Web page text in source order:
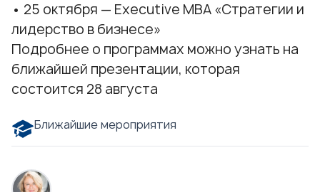
• 25 октября — Executive MBA «Стратегии и
лидерство в бизнесе»
Подробнее о программах можно узнать на
ближайшей презентации, которая
состоится 28 августа
Ближайшие мероприятия